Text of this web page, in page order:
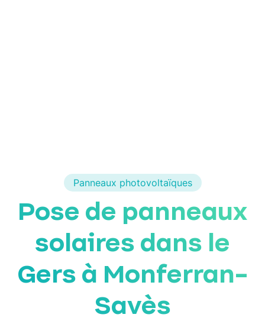
Panneaux photovoltaïques
Pose de panneaux
solaires dans le
Gers à Monferran-
Savès